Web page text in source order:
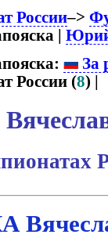
России–>
|
За
России (8) |